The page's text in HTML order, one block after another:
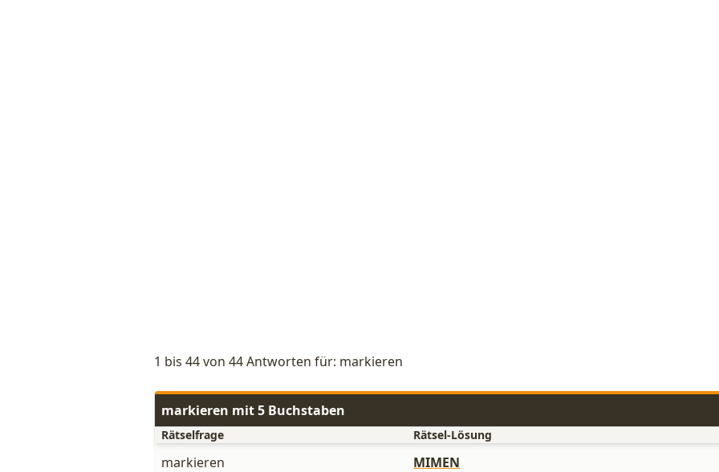
1 bis 44 von 44 Antworten für: markieren
markieren mit 5 Buchstaben
Rätselfrage Rätsel-Lösung
markieren MIMEN